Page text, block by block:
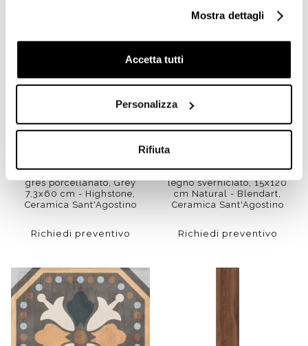
Mostra dettagli
Accetta tutti
Personalizza
Rifiuta
Battiscopa effetto pietra in
gres porcellanato, Grey
7,3x60 cm - Highstone,
Ceramica Sant'Agostino
Richiedi preventivo
Gres Porcellanato effetto
legno sverniciato, 15x120
cm Natural - Blendart,
Ceramica Sant'Agostino
Richiedi preventivo